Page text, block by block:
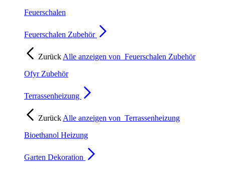
Feuerschalen
Feuerschalen Zubehör
Zurück Alle anzeigen von Feuerschalen Zubehör
Ofyr Zubehör
Terrassenheizung
Zurück Alle anzeigen von Terrassenheizung
Bioethanol Heizung
Garten Dekoration